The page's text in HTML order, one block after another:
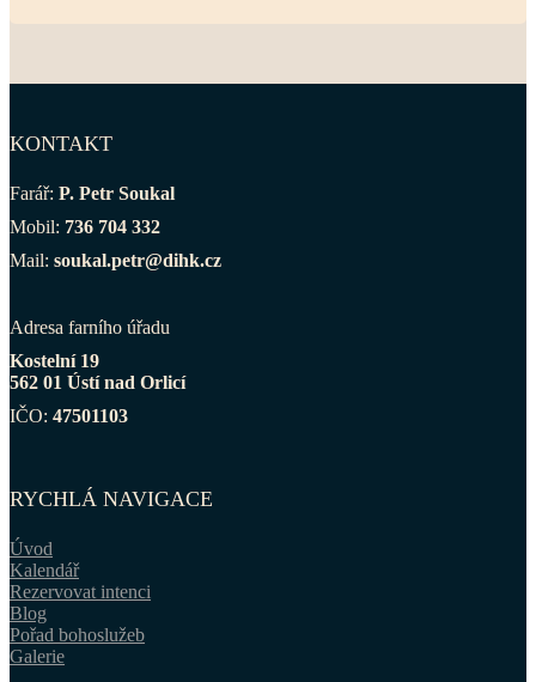
KONTAKT
Farář: P. Petr Soukal
Mobil: 736 704 332
Mail: soukal.petr@dihk.cz
Adresa farního úřadu
Kostelní 19
562 01 Ústí nad Orlicí
IČO: 47501103
RYCHLÁ NAVIGACE
Úvod
Kalendář
Rezervovat intenci
Blog
Pořad bohoslužeb
Galerie